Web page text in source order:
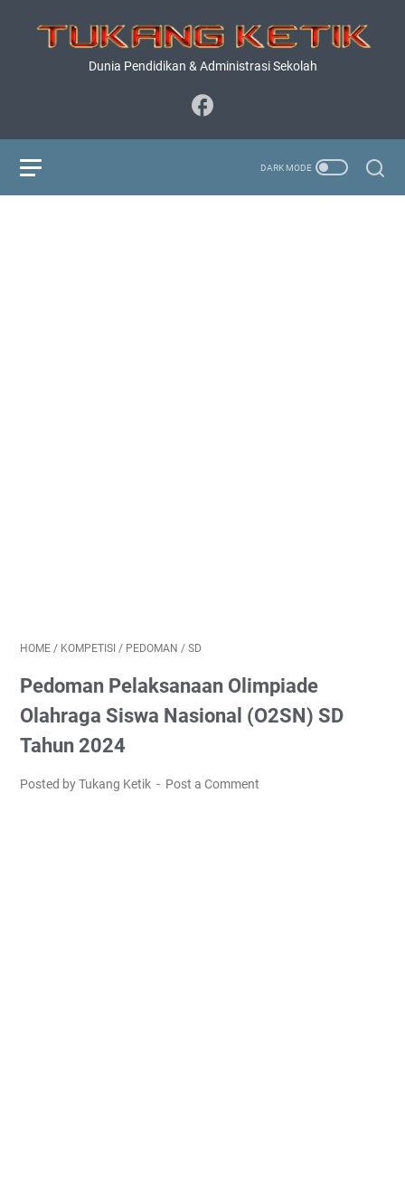
Dunia Pendidikan & Administrasi Sekolah
HOME / KOMPETISI / PEDOMAN / SD
Pedoman Pelaksanaan Olimpiade
Olahraga Siswa Nasional (O2SN) SD
Tahun 2024
Posted by Tukang Ketik Post a Comment